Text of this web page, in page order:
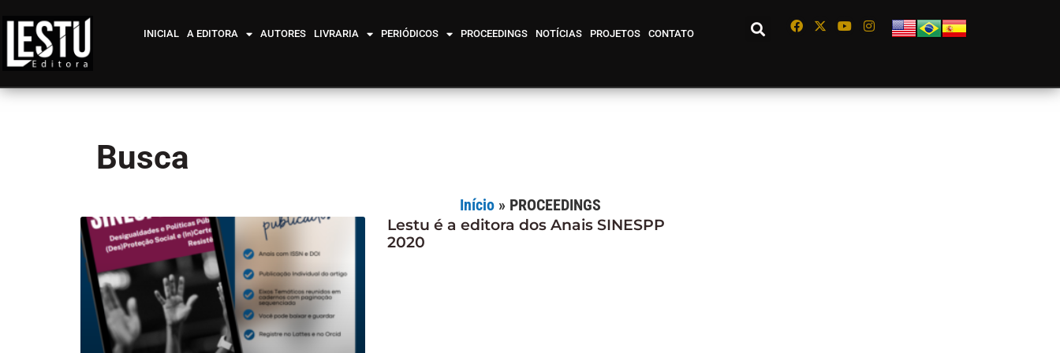
INICIAL A EDITORA AUTORES LIVRARIA PERIÓDICOS PROCEEDINGS NOTÍCIAS PROJETOS CONTATO
Busca
Início» PROCEEDINGS
Lestu é a editora dos Anais SINESPP
2020